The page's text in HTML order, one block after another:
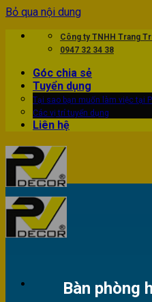
Bỏ qua nội dung
Công ty TNHH Trang
0947 32 34 38
Góc chia sẻ
Tuyển dụng
Tại sao bạn muốn làm việc tại
Các vị trí tuyển dụng
Liên hệ
Bàn phòng